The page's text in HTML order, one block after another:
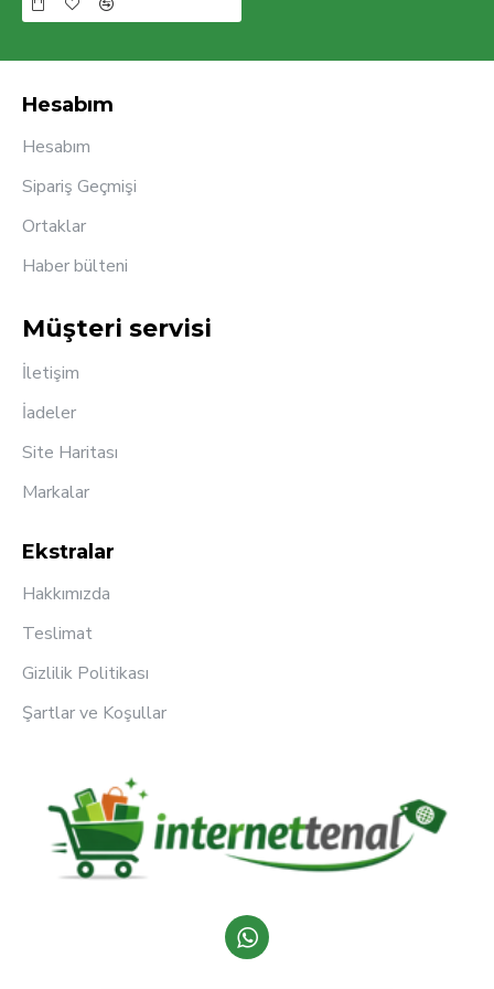
Hesabım
Hesabım
Sipariş Geçmişi
Ortaklar
Haber bülteni
Müşteri servisi
İletişim
İadeler
Site Haritası
Markalar
Ekstralar
Hakkımızda
Teslimat
Gizlilik Politikası
Şartlar ve Koşullar